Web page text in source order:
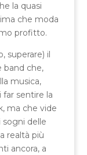
la quasi
che moda
profitto.
superare) il
band che,
musica,
sentire la
ma che vide
delle
realtà più
ancora, a